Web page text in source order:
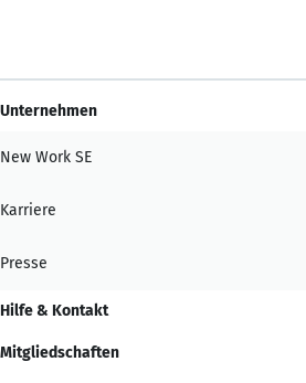
Unternehmen
New Work SE
Karriere
Presse
Hilfe & Kontakt
Mitgliedschaften